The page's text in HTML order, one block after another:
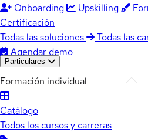
Onboarding
Upskilling
Certificación
Todas las soluciones
Todas las
Agendar demo
Particulares
Formación individual
Catálogo
Todos los cursos y carreras